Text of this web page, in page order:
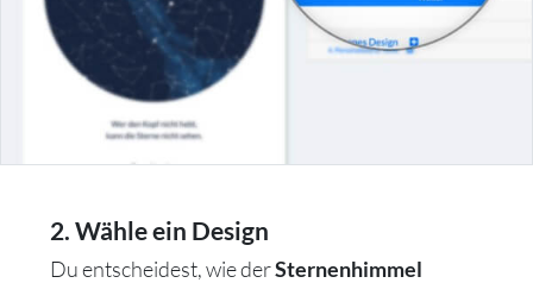
2. Wähle ein Design
Du entscheidest, wie derSternenhimmel